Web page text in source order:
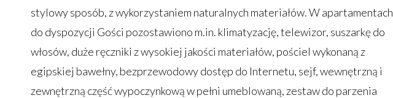
stylowy sposób, z wykorzystaniem naturalnych materiałów. W apartamentach
do dyspozycji Gości pozostawiono m.in. klimatyzację, telewizor, suszarkę do
włosów, duże ręczniki z wysokiej jakości materiałów, pościel wykonaną z
egipskiej bawełny, bezprzewodowy dostęp do Internetu, sejf, wewnętrzną i
zewnętrzną część wypoczynkową w pełni umeblowaną, zestaw do parzenia